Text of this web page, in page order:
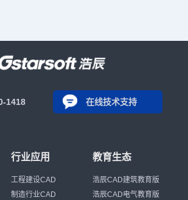
1418 在线技术支持
行业应用
工程建设CAD
制造行业CAD
教育生态
浩辰CAD建筑教育版
浩辰CAD电气教育版